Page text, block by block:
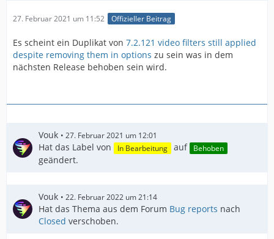
27. Februar 2021 um 11:52 Offizieller Beitrag
Es scheint ein Duplikat von 7.2.121 video filters still applied
despite removing them in options zu sein was in dem
nächsten Release behoben sein wird.
Vouk 27. Februar 2021 um 12:01
Hat das Label von In Bearbeitung auf Behoben
geändert.
Vouk 22. Februar 2022 um 21:14
Hat das Thema aus dem Forum Bug reports nach
Closed verschoben.